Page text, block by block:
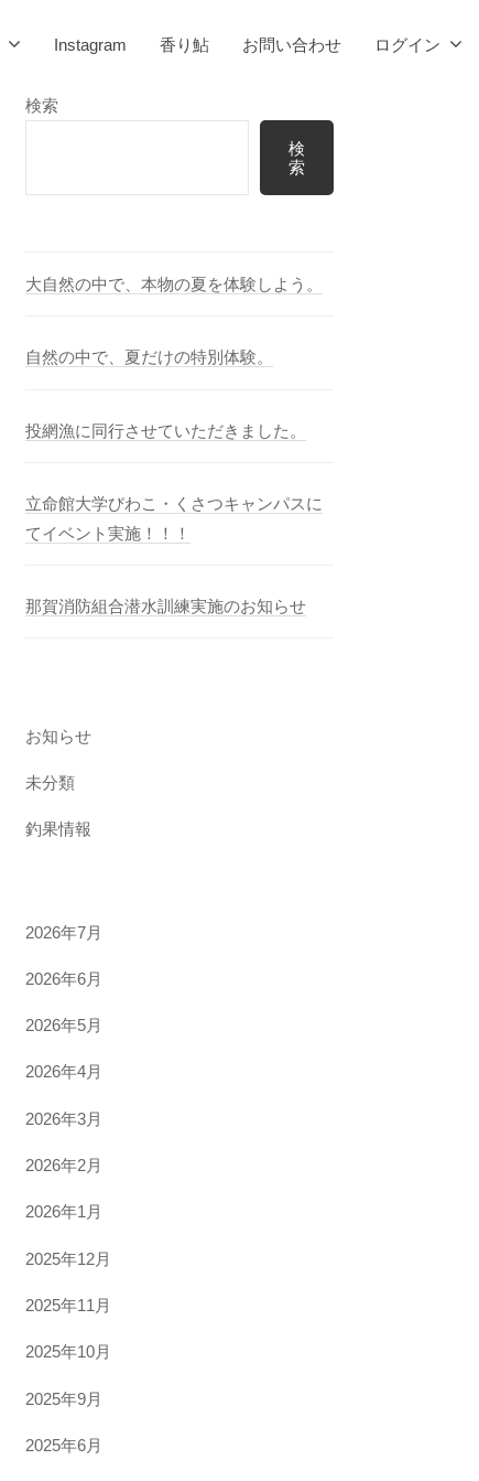
Instagram 香り鮎 お問い合わせ ログイン
検索
検
索
大自然の中で、本物の夏を体験しよう。
自然の中で、夏だけの特別体験。
投網漁に同行させていただきました。
立命館大学びわこ・くさつキャンパスに
てイベント実施！！！
那賀消防組合潜水訓練実施のお知らせ
お知らせ
未分類
釣果情報
2026年7月
2026年6月
2026年5月
2026年4月
2026年3月
2026年2月
2026年1月
2025年12月
2025年11月
2025年10月
2025年9月
2025年6月